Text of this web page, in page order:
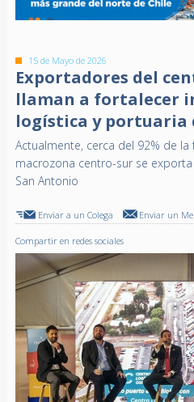
15 de Mayo de 2026
Exportadores del
llaman a fortalecer
logística y portuaria
Actualmente, cerca del 92% de
macrozona centro-sur se
San Antonio
Enviar a un Colega Enviar un
Compartir en redes sociales